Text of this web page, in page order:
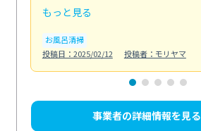
もっと見る
お風呂清掃
投稿日：2025/02/12
投稿者：モリヤマ
事業者の詳細情報を見る